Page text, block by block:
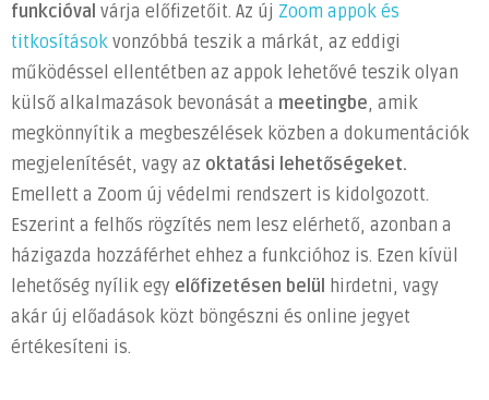
funkcióval várja előfizetőit. Az új Zoom appok és
titkosítások vonzóbbá teszik a márkát, az eddigi
működéssel ellentétben az appok lehetővé teszik olyan
külső alkalmazások bevonását a meetingbe, amik
megkönnyítik a megbeszélések közben a dokumentációk
megjelenítését, vagy az oktatási lehetőségeket.
Emellett a Zoom új védelmi rendszert is kidolgozott.
Eszerint a felhős rögzítés nem lesz elérhető, azonban a
házigazda hozzáférhet ehhez a funkcióhoz is. Ezen kívül
lehetőség nyílik egy előfizetésen belül hirdetni, vagy
akár új előadások közt böngészni és online jegyet
értékesíteni is.